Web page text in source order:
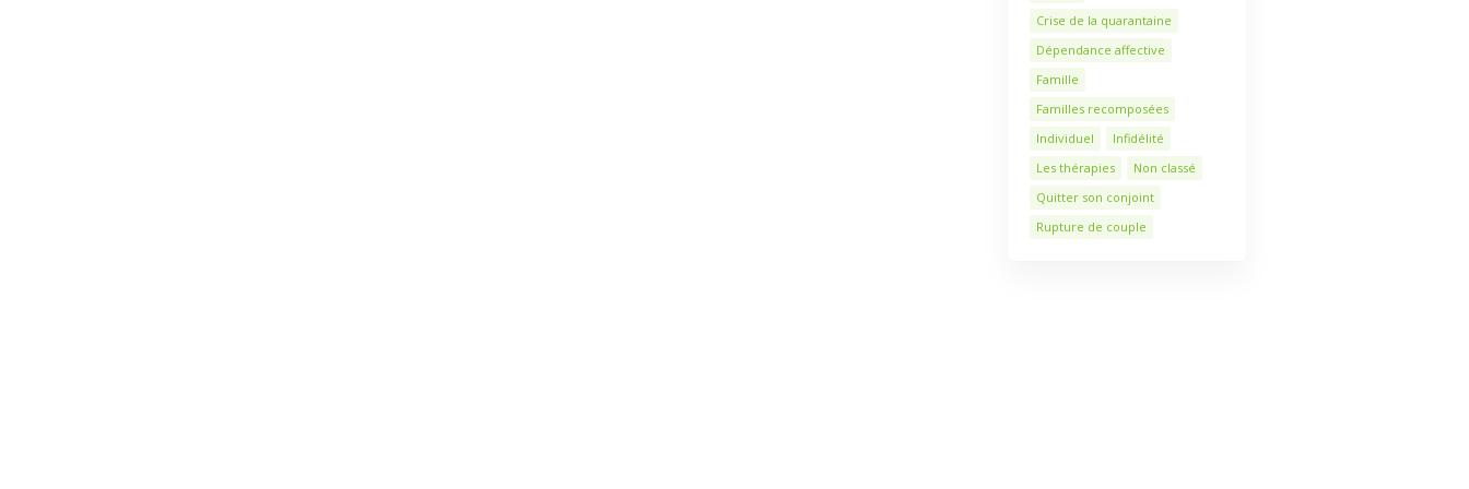
Crise de la quarantaine
Dépendance affective
Famille
Familles recomposées
Individuel
Infidélité
Les thérapies
Non classé
Quitter son conjoint
Rupture de couple